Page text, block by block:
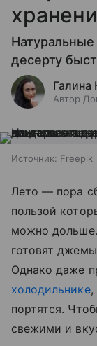
десерту
Галина
Автор
Источник: Freepik
Лето — пора
пользой
можно дольше.
готовят
Однако даже
холодильнике,
портятся.
свежими и